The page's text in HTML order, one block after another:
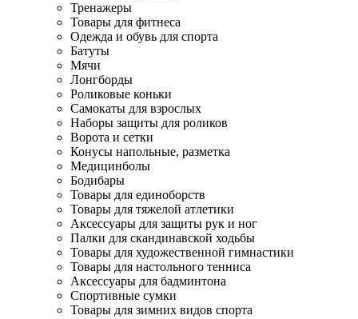
Тренажеры
Товары для фитнеса
Одежда и обувь для спорта
Батуты
Мячи
Лонгборды
Роликовые коньки
Самокаты для взрослых
Наборы защиты для роликов
Ворота и сетки
Конусы напольные, разметка
Медицинболы
Бодибары
Товары для единоборств
Товары для тяжелой атлетики
Аксессуары для защиты рук и ног
Палки для скандинавской ходьбы
Товары для художественной гимнастики
Товары для настольного тенниса
Аксессуары для бадминтона
Спортивные сумки
Товары для зимних видов спорта